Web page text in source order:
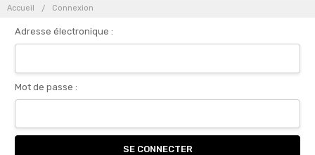
Accueil Connexion
Adresse électronique :
Mot de passe :